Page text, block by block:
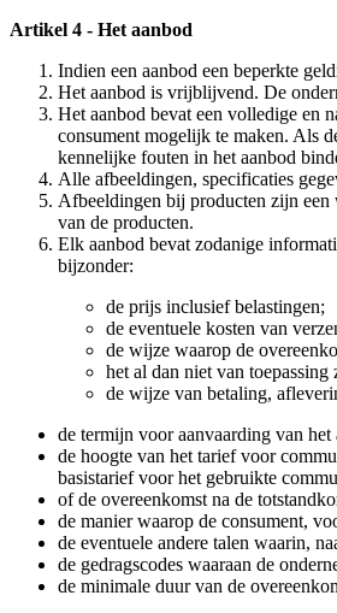
Artikel 4 - Het aanbod
Indien een aanbod een beperkte
Het aanbod is vrijblijvend. De
Het aanbod bevat een volledige en
consument mogelijk te maken. Als
kennelijke fouten in het aanbod
Alle afbeeldingen, specificaties
Afbeeldingen bij producten zijn een
van de producten.
Elk aanbod bevat zodanige
bijzonder:
de prijs inclusief belastingen;
de eventuele kosten van
de wijze waarop de
het al dan niet van
de wijze van betaling,
de termijn voor aanvaarding van
de hoogte van het tarief voor
basistarief voor het gebruikte
of de overeenkomst na de
de manier waarop de consument,
de eventuele andere talen waarin,
de gedragscodes waaraan de
de minimale duur van de